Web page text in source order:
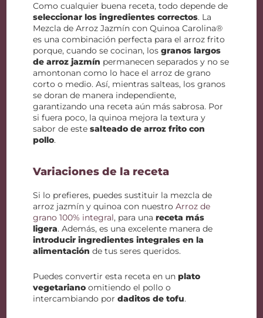
Como cualquier buena receta, todo depende de
seleccionar los ingredientes correctos. La
Mezcla de Arroz Jazmín con Quinoa Carolina®
es una combinación perfecta para el arroz frito
porque, cuando se cocinan, losgranos largos
de arroz jazmín permanecen separados y no se
amontonan como lo hace el arroz de grano
corto o medio. Así, mientras salteas, los granos
se doran de manera independiente,
garantizando una receta aún más sabrosa. Por
si fuera poco, la quinoa mejora la textura y
sabor de estesalteado de arroz frito con
pollo.
Variaciones de la receta
Si lo prefieres, puedes sustituir la mezcla de
arroz jazmín y quinoa con nuestroArroz de
grano 100% integral, para unareceta más
ligera. Además, es una excelente manera de
introducir ingredientes integrales en la
alimentación de tus seres queridos.
Puedes convertir esta receta en unplato
vegetariano omitiendo el pollo o
intercambiando pordaditos de tofu.